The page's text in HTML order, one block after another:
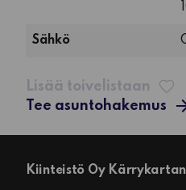
Sähkö
Lisää toivelistaan
Tee asuntohakemus
Kiinteistö Oy